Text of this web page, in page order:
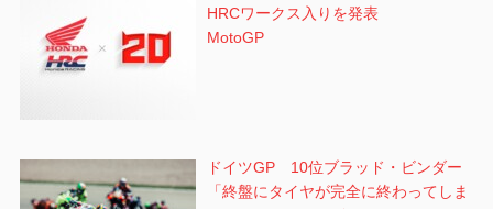
HRCワークス入りを発表
MotoGP
ドイツGP 10位ブラッド・ビンダー
「終盤にタイヤが完全に終わってしま